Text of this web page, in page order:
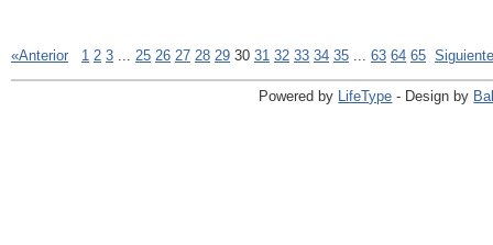
«Anterior 1 2 3 ... 25 26 27 28 29 30 31 32 33 34 35 ... 63 64 65
Powered by LifeType - Design by